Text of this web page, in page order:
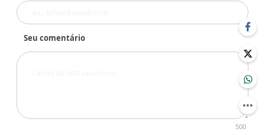
Seu comentário
500